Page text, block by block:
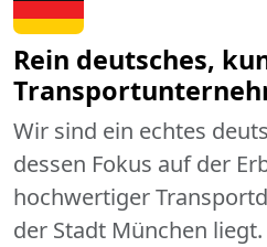
Rein deutsches,
Wir sind ein echtes
dessen Fokus auf der
hochwertiger
der Stadt München